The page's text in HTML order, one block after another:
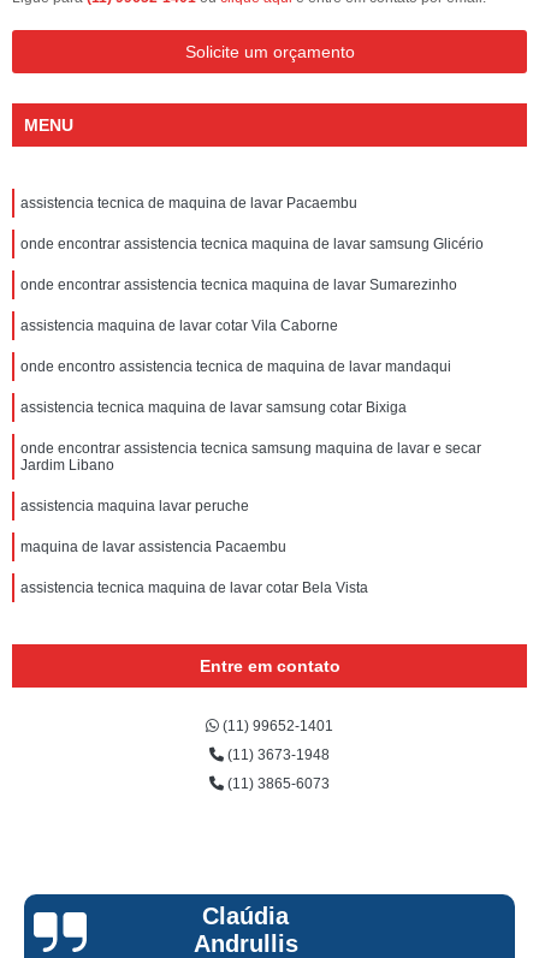
Solicite um orçamento
MENU
assistencia tecnica de maquina de lavar Pacaembu
onde encontrar assistencia tecnica maquina de lavar samsung Glicério
onde encontrar assistencia tecnica maquina de lavar Sumarezinho
assistencia maquina de lavar cotar Vila Caborne
onde encontro assistencia tecnica de maquina de lavar mandaqui
assistencia tecnica maquina de lavar samsung cotar Bixiga
onde encontrar assistencia tecnica samsung maquina de lavar e secar
Jardim Libano
assistencia maquina lavar peruche
maquina de lavar assistencia Pacaembu
assistencia tecnica maquina de lavar cotar Bela Vista
Entre em contato
(11) 99652-1401
(11) 3673-1948
(11) 3865-6073
Claúdia
Andrullis